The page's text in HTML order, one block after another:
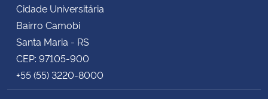
Cidade Universitária
Bairro Camobi
Santa Maria - RS
CEP: 97105-900
+55 (55) 3220-8000